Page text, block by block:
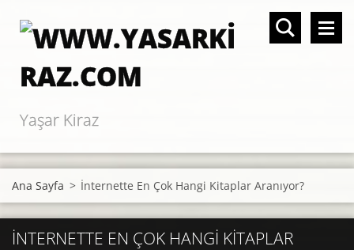
Yaşar Kiraz
Ana Sayfa > İnternette En Çok Hangi Kitaplar Aranıyor?
İNTERNETTE EN ÇOK HANGI KITAPLAR